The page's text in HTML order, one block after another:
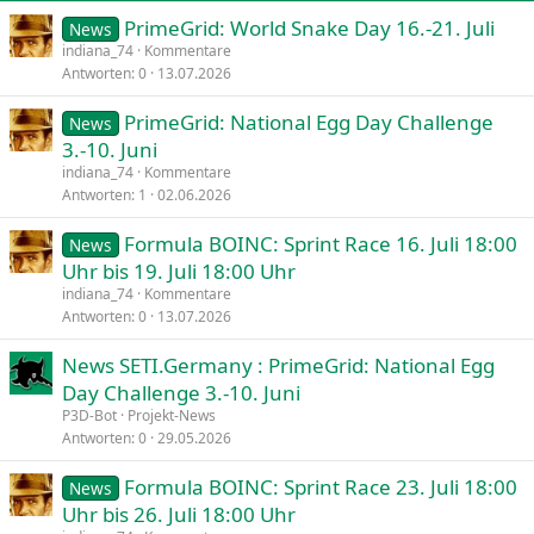
Verdana
News PrimeGrid: World Snake Day 16.-21. Juli
indiana_74 Kommentare
Antworten 0 13.07.2026
News
PrimeGrid: National Egg Day Challenge
3.-10. Juni
indiana_74 Kommentare
Antworten 1 02.06.2026
News
Formula BOINC: Sprint Race 16. Juli 18:00
Uhr bis 19. Juli 18:00 Uhr
indiana_74 Kommentare
Antworten 0 13.07.2026
News SETI.Germany : PrimeGrid: National Egg
Day Challenge 3.-10. Juni
P3D-Bot Projekt-News
Antworten 0 29.05.2026
News
Formula BOINC: Sprint Race 23. Juli 18:00
Uhr bis 26. Juli 18:00 Uhr